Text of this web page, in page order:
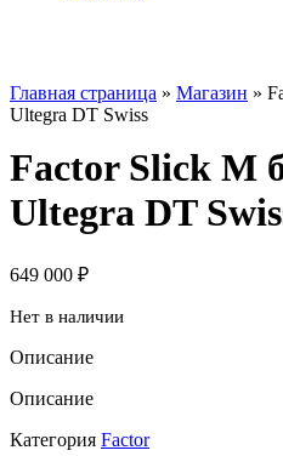
Главная страница » Магазин »
Ultegra DT Swiss
Factor Slick M
Ultegra DT
649 000 ₽
Нет в наличии
Описание
Описание
Категория Factor